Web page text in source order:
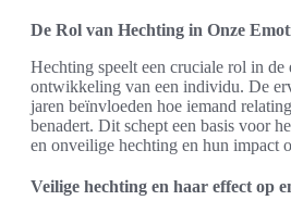
De Rol van Hechting in Onze
Hechting speelt een cruciale rol in de
ontwikkeling van een individu. De
jaren beïnvloeden hoe iemand
benadert. Dit schept een basis voor
en onveilige hechting en hun impact
Veilige hechting en haar effect op